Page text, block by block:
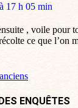
17 h 05 min
, voile pour
ce que l’on
ENQUÊTES